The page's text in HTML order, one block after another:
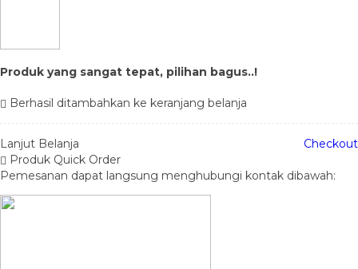
Produk yang sangat tepat, pilihan bagus..!
Berhasil ditambahkan ke keranjang belanja
Lanjut Belanja
Checkout
Produk Quick Order
Pemesanan dapat langsung menghubungi kontak dibawah: